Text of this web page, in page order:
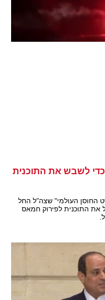
לשבש את התוכנית
החוסן העולמי" שצה"ל החל
את התוכנית לפירוק חמאס